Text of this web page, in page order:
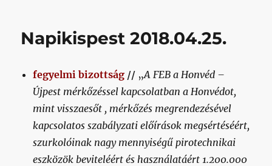
Napikispest 2018.04.25.
fegyelmi bizottság // „A FEB a Honvéd –
Újpest mérkőzéssel kapcsolatban a Honvédot,
mint visszaesőt , mérkőzés megrendezésével
kapcsolatos szabályzati előírások megsértéséért,
szurkolóinak nagy mennyiségű pirotechnikai
eszközök beviteléért és használatáért 1.200.000